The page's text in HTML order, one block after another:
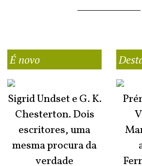
É novo
Sigrid Undset e G. K.
Chesterton. Dois
escritores, uma
mesma procura da
verdade